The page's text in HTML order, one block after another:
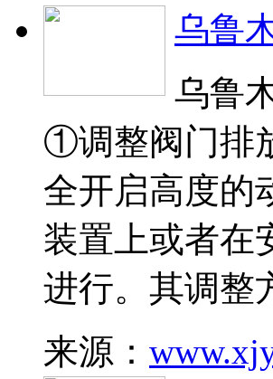
乌鲁
乌鲁
①调整阀门排
全开启高度的
装置上或者在
进行。其调整
来源：